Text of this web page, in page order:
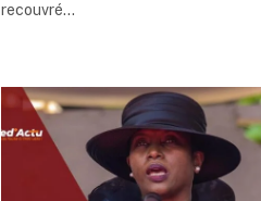
recouvré…